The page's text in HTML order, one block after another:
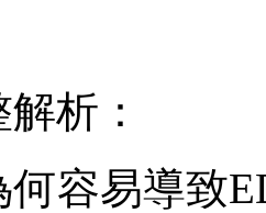
析：
何容易導致